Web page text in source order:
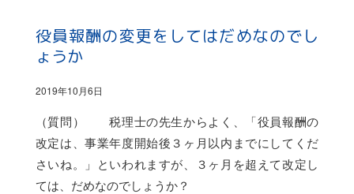
役員報酬の変更をしてはだめなのでし
ょうか
2019年10月6日
（質問） 税理士の先生からよく、「役員報酬の
改定は、事業年度開始後３ヶ月以内までにしてくだ
さいね。」といわれますが、３ヶ月を超えて改定し
ては、だめなのでしょうか？